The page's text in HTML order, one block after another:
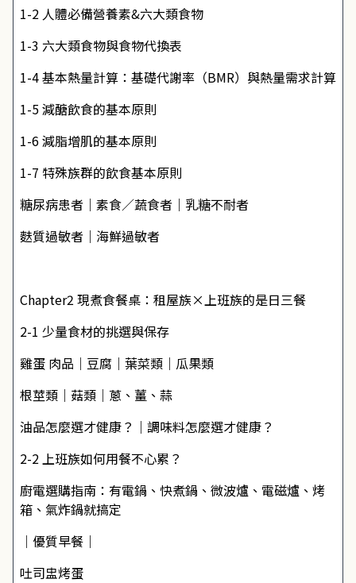
1-2 人體必備營養素&六大類食物
1-3 六大類食物與食物代換表
1-4 基本熱量計算：基礎代謝率（BMR）與熱量需求計算
1-5 減醣飲食的基本原則
1-6 減脂增肌的基本原則
1-7 特殊族群的飲食基本原則
糖尿病患者｜素食／蔬食者｜乳糖不耐者
麩質過敏者｜海鮮過敏者
Chapter2 現煮食餐桌：租屋族×上班族的是日三餐
2-1 少量食材的挑選與保存
雞蛋 肉品｜豆腐｜葉菜類｜瓜果類
根莖類｜菇類｜蔥、薑、蒜
油品怎麼選才健康？｜調味料怎麼選才健康？
2-2 上班族如何用餐不心累？
廚電選購指南：有電鍋、快煮鍋、微波爐、電磁爐、烤
箱、氣炸鍋就搞定
｜優質早餐｜
吐司盅烤蛋